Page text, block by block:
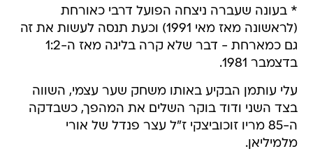
* בעונה שעברה ניצחה הפועל דרבי כאורחת
(לראשונה מאז מאי 1991) וכעת תנסה לעשות את זה
גם כמארחת - דבר שלא קרה בליגה מאז ה-1:2
בדצמבר 1981.
עלי עותמן הבקיע באותו משחק שער עצמי, השווה
בצד השני ודוד בוקר השלים את המהפך, כשבדקה
ה-85 מריו זוכוביצקי ז"ל עצר פנדל של אורי
מלמיליאן.